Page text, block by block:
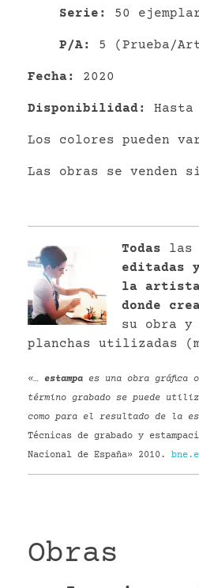
Serie: 50
P/A: 5 (Prueba/
Fecha: 2020
Disponibilidad:
Los colores pueden
Las obras se venden
Todas las
editadas
la
donde
su obra
planchas utilizadas
«… estampa es una obra
término grabado se puede
como para el resultado de la
Técnicas de grabado y
Nacional de España» 2010.
Obras